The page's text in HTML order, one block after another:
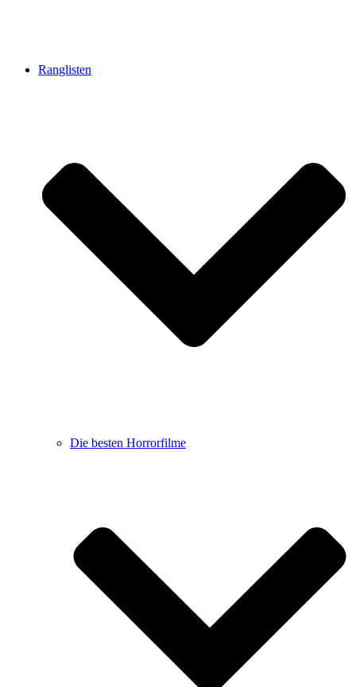
Ranglisten
Die besten Horrorfilme